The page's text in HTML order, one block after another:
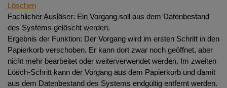
Löschen
Fachlicher Auslöser: Ein Vorgang soll aus dem Datenbestand
des Systems gelöscht werden.
Ergebnis der Funktion: Der Vorgang wird im ersten Schritt in den
Papierkorb verschoben. Er kann dort zwar noch geöffnet, aber
nicht mehr bearbeitet oder weiterverwendet werden. Im zweiten
Lösch-Schritt kann der Vorgang aus dem Papierkorb und damit
aus dem Datenbestand des Systems endgültig entfernt werden.